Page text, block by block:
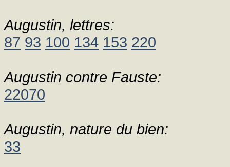
Augustin, lettres:
87 93 100 134 153 220
Augustin contre Fauste:
22070
Augustin, nature du bien:
33